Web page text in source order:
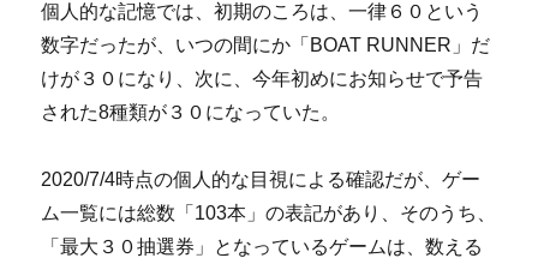
個人的な記憶では、初期のころは、一律６０という
数字だったが、いつの間にか「BOAT RUNNER」だ
けが３０になり、次に、今年初めにお知らせで予告
された8種類が３０になっていた。
2020/7/4時点の個人的な目視による確認だが、ゲー
ム一覧には総数「103本」の表記があり、そのうち、
「最大３０抽選券」となっているゲームは、数える